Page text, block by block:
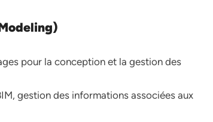
pour la conception et la gestion des
gestion des informations associées aux